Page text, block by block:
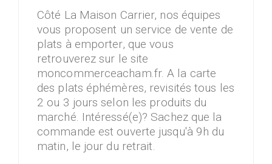
Côté La Maison Carrier, nos équipes
vous proposent un service de vente de
plats à emporter, que vous
retrouverez sur le site
moncommerceacham.fr. A la carte
des plats éphémères, revisités tous les
2 ou 3 jours selon les produits du
marché. Intéressé(e)? Sachez que la
commande est ouverte jusqu'à 9h du
matin, le jour du retrait.